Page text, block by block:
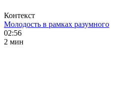
Контекст
Молодость в рамках разумного
02:56
2 мин